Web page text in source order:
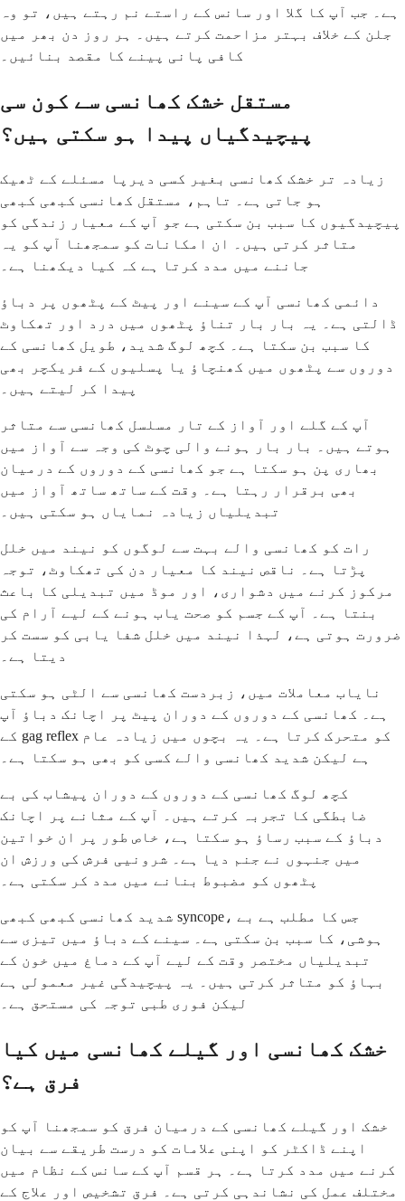
ہے۔ جب آپ کا گلا اور سانس کے راستے نم رہتے ہیں، تو وہ
جلن کے خلاف بہتر مزاحمت کرتے ہیں۔ ہر روز دن بھر میں
کافی پانی پینے کا مقصد بنائیں۔
مستقل خشک کھانسی سے کون سی
پیچیدگیاں پیدا ہو سکتی ہیں؟
زیادہ تر خشک کھانسی بغیر کسی دیرپا مسئلے کے ٹھیک
ہو جاتی ہے۔ تاہم، مستقل کھانسی کبھی کبھی
پیچیدگیوں کا سبب بن سکتی ہے جو آپ کے معیار زندگی کو
متاثر کرتی ہیں۔ ان امکانات کو سمجھنا آپ کو یہ
جاننے میں مدد کرتا ہے کہ کیا دیکھنا ہے۔
دائمی کھانسی آپ کے سینے اور پیٹ کے پٹھوں پر دباؤ
ڈالتی ہے۔ یہ بار بار تناؤ پٹھوں میں درد اور تھکاوٹ
کا سبب بن سکتا ہے۔ کچھ لوگ شدید، طویل کھانسی کے
دوروں سے پٹھوں میں کھنچاؤ یا پسلیوں کے فریکچر بھی
پیدا کر لیتے ہیں۔
آپ کے گلے اور آواز کے تار مسلسل کھانسی سے متاثر
ہوتے ہیں۔ بار بار ہونے والی چوٹ کی وجہ سے آواز میں
بھاری پن ہو سکتا ہے جو کھانسی کے دوروں کے درمیان
بھی برقرار رہتا ہے۔ وقت کے ساتھ ساتھ آواز میں
تبدیلیاں زیادہ نمایاں ہو سکتی ہیں۔
رات کو کھانسی والے بہت سے لوگوں کو نیند میں خلل
پڑتا ہے۔ ناقص نیند کا معیار دن کی تھکاوٹ، توجہ
مرکوز کرنے میں دشواری، اور موڈ میں تبدیلی کا باعث
بنتا ہے۔ آپ کے جسم کو صحت یاب ہونے کے لیے آرام کی
ضرورت ہوتی ہے، لہذا نیند میں خلل شفا یابی کو سست کر
دیتا ہے۔
نایاب معاملات میں، زبردست کھانسی سے الٹی ہو سکتی
ہے۔ کھانسی کے دوروں کے دوران پیٹ پر اچانک دباؤ آپ
کے gag reflex کو متحرک کرتا ہے۔ یہ بچوں میں زیادہ عام
ہے لیکن شدید کھانسی والے کسی کو بھی ہو سکتا ہے۔
کچھ لوگ کھانسی کے دوروں کے دوران پیشاب کی بے
ضابطگی کا تجربہ کرتے ہیں۔ آپ کے مثانے پر اچانک
دباؤ کے سبب رساؤ ہو سکتا ہے، خاص طور پر ان خواتین
میں جنہوں نے جنم دیا ہے۔ شرونیی فرش کی ورزش ان
پٹھوں کو مضبوط بنانے میں مدد کر سکتی ہے۔
شدید کھانسی کبھی کبھی syncope، جس کا مطلب ہے بے
ہوشی، کا سبب بن سکتی ہے۔ سینے کے دباؤ میں تیزی سے
تبدیلیاں مختصر وقت کے لیے آپ کے دماغ میں خون کے
بہاؤ کو متاثر کرتی ہیں۔ یہ پیچیدگی غیر معمولی ہے
لیکن فوری طبی توجہ کی مستحق ہے۔
خشک کھانسی اور گیلے کھانسی میں کیا
فرق ہے؟
خشک اور گیلے کھانسی کے درمیان فرق کو سمجھنا آپ کو
اپنے ڈاکٹر کو اپنی علامات کو درست طریقے سے بیان
کرنے میں مدد کرتا ہے۔ ہر قسم آپ کے سانس کے نظام میں
مختلف عمل کی نشاندہی کرتی ہے۔ فرق تشخیص اور علاج کے